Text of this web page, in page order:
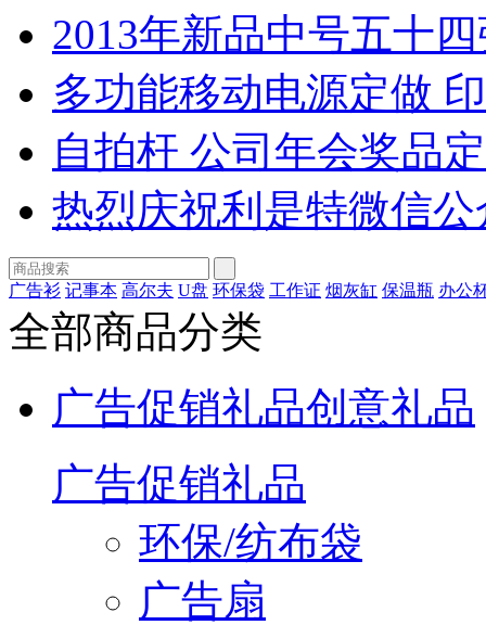
2013年新品中号五十
多功能移动电源定做
自拍杆 公司年会奖品
热烈庆祝利是特微信
广告衫 记事本 高尔夫 U盘 环保袋 工作证 烟灰缸 保温瓶 办公
全部商品分类
广告促销礼品创意礼品
广告促销礼品
环保/纺布袋
广告扇